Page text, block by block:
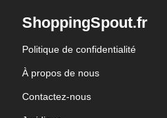
ShoppingSpout.fr
Politique de confidentialité
À propos de nous
Contactez-nous